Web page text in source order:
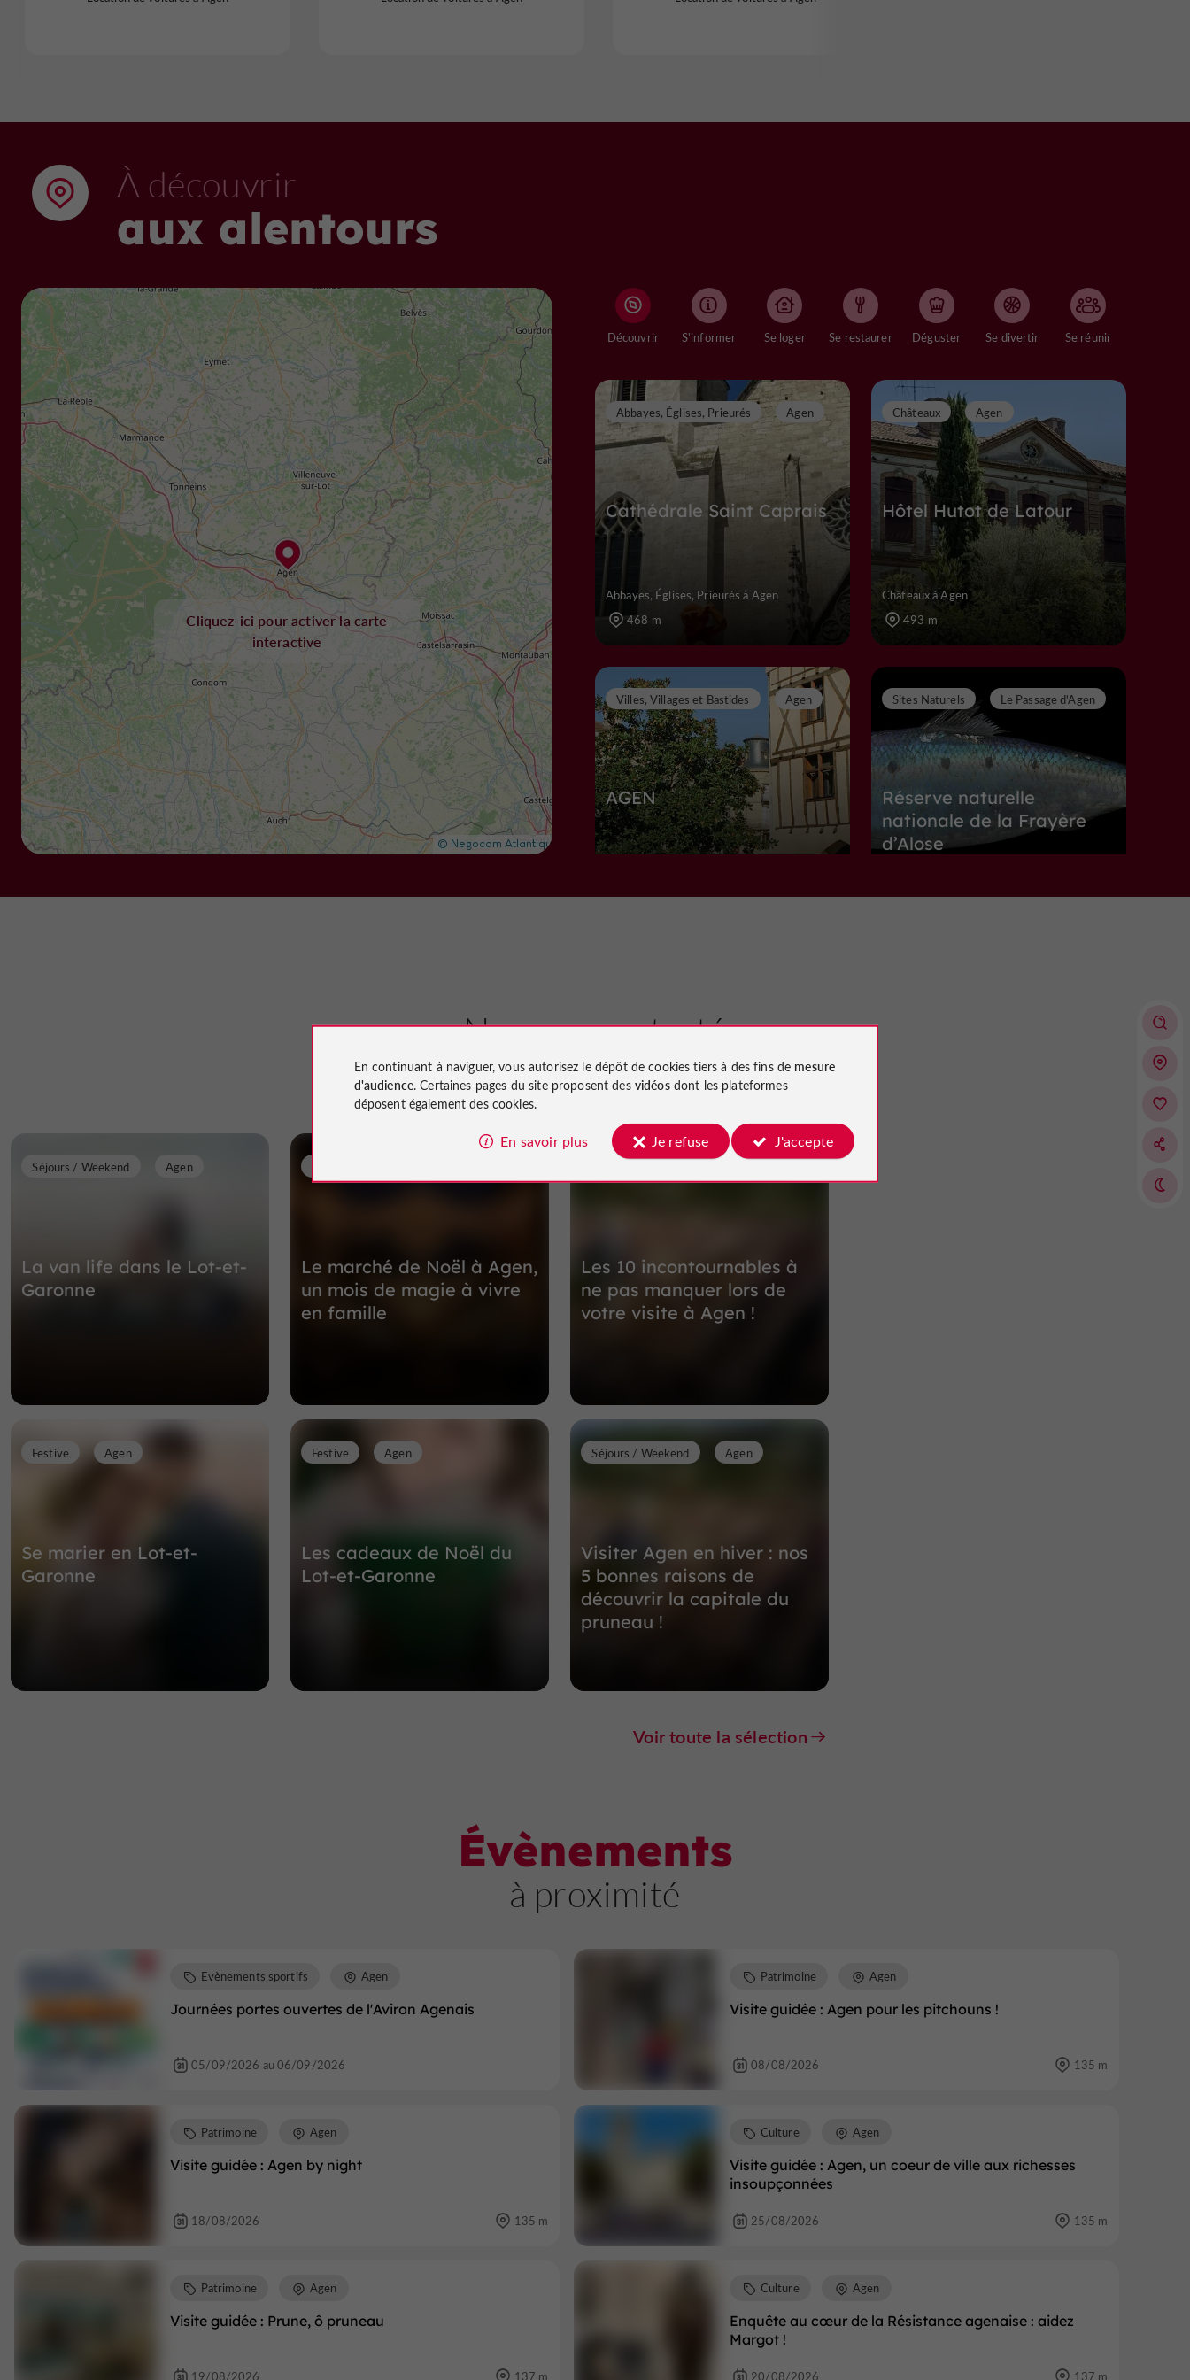
À découvrir
aux alentours
Cliquez-ici pour activer la carte
interactive
Découvrir S'informer Se loger Se restaurer Déguster Se divertir Se réunir
Cathédrale Saint Caprais
Abbayes, Églises, Prieurés Agen
Abbayes, Églises, Prieurés à Agen
468 m
Hôtel Hutot de Latour
Châteaux Agen
Châteaux à Agen
493 m
AGEN
Villes, Villages et Bastides Agen
Réserve naturelle
nationale de la Frayère
d’Alose
Sites Naturels Le Passage d'Agen
Lac de Passeligne
Nous avons testé
pour vous
La van life dans le Lot-et-
Garonne
Séjours / Weekend Agen
Le marché de Noël à Agen,
un mois de magie à vivre
en famille
Les 10 incontournables à
ne pas manquer lors de
votre visite à Agen !
Se marier en Lot-et-
Garonne
Festive Agen
Les cadeaux de Noël du
Lot-et-Garonne
Festive Agen
Visiter Agen en hiver : nos
5 bonnes raisons de
découvrir la capitale du
pruneau !
Séjours / Weekend Agen
Voir toute la sélection
Évènements
à proximité
Journées portes ouvertes de l'Aviron Agenais
Evènements sportifs Agen
05/09/2026 au 06/09/2026
Visite guidée : Agen pour les pitchouns !
Patrimoine Agen
08/08/2026 135 m
Visite guidée : Agen by night
Patrimoine Agen
18/08/2026 135 m
Visite guidée : Agen, un coeur de ville aux richesses
insoupçonnées
Culture Agen
25/08/2026 135 m
Visite guidée : Prune, ô pruneau
Patrimoine Agen
19/08/2026 137 m
Enquête au cœur de la Résistance agenaise : aidez
Margot !
Culture Agen
20/08/2026 137 m
En continuant à naviguer, vous autorisez le dépôt de cookies tiers à des fins de mesure
d'audience. Certaines pages du site proposent des vidéosdont les plateformes
déposent également des cookies.
En savoir plus Je refuse J'accepte